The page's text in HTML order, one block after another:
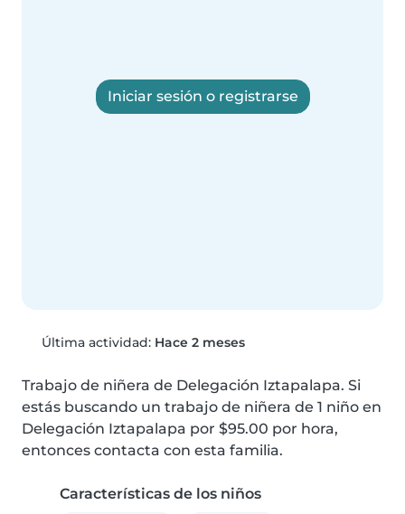
Iniciar sesión o registrarse
Última actividad: Hace 2 meses
Trabajo de niñera de Delegación Iztapalapa. Si
estás buscando un trabajo de niñera de 1 niño en
Delegación Iztapalapa por $95.00 por hora,
entonces contacta con esta familia.
Características de los niños